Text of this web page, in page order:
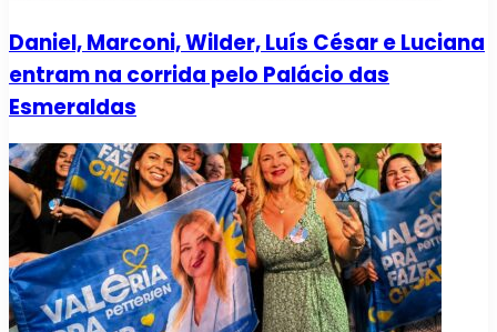
Daniel, Marconi, Wilder, Luís César e Luciana
entram na corrida pelo Palácio das
Esmeraldas